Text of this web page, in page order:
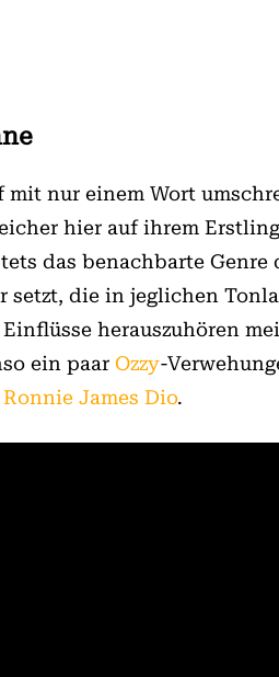
nur einem Wort
hier auf ihrem
das benachbarte
setzt, die in jeglichen
herauszuhören
ein paar Ozzy-
Ronnie James Dio.